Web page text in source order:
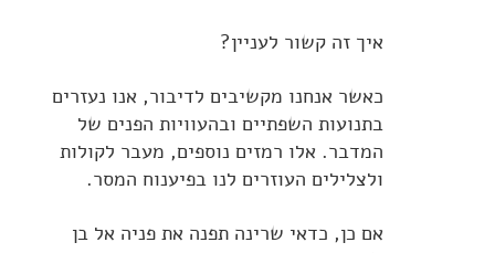
איך זה קשור לעניין?
כאשר אנחנו מקשיבים לדיבור, אנו נעזרים
בתנועות השפתיים ובהעוויות הפנים של
המדבר. אלו רמזים נוספים, מעבר לקולות
ולצלילים העוזרים לנו בפיענוח המסר.
אם כן, כדאי שרינה תפנה את פניה אל בן